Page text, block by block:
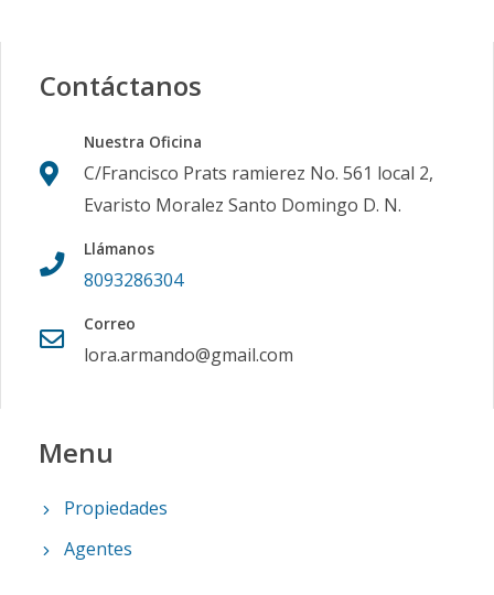
Contáctanos
Nuestra Oficina
C/Francisco Prats ramierez No. 561 local 2,
Evaristo Moralez Santo Domingo D. N.
Llámanos
8093286304
Correo
lora.armando@gmail.com
Menu
Propiedades
Agentes